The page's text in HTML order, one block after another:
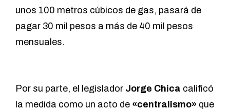
unos 100 metros cúbicos de gas, pasará de
pagar 30 mil pesos a más de 40 mil pesos
mensuales.
Por su parte, el legislador Jorge Chica calificó
la medida como un acto de «centralismo» que